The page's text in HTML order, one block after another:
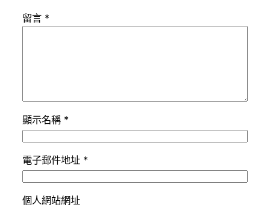
留言 *
顯示名稱 *
電子郵件地址 *
個人網站網址